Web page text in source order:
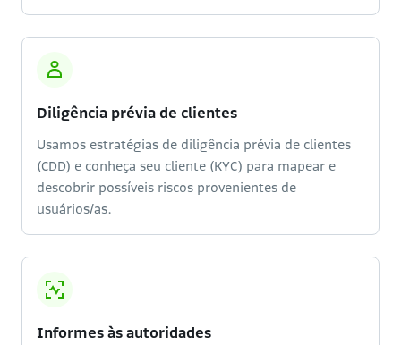
Diligência prévia de clientes
Usamos estratégias de diligência prévia de clientes
(CDD) e conheça seu cliente (KYC) para mapear e
descobrir possíveis riscos provenientes de
usuários/as.
Informes às autoridades